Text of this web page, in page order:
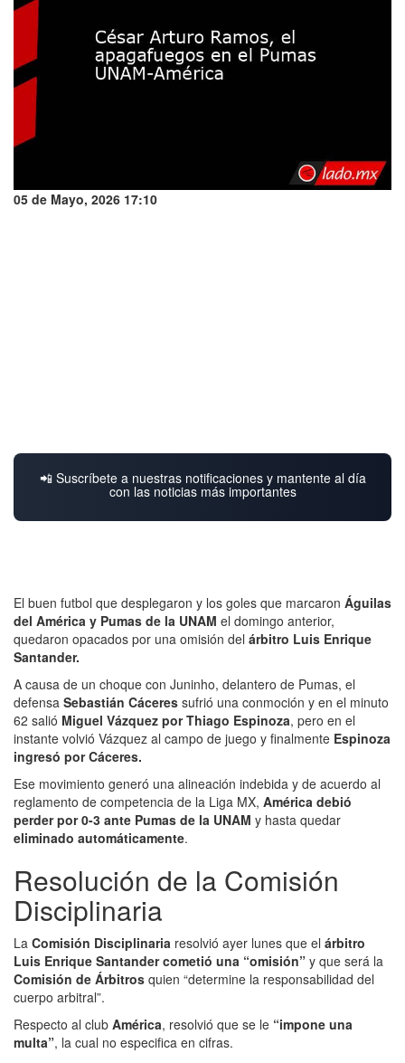
05 de Mayo, 2026 17:10
📲 Suscríbete a nuestras notificaciones y mantente al día
con las noticias más importantes
El buen futbol que desplegaron y los goles que marcaron Águilas
del América y Pumas de la UNAM el domingo anterior,
quedaron opacados por una omisión del árbitro Luis Enrique
Santander.
A causa de un choque con Juninho, delantero de Pumas, el
defensa Sebastián Cáceres sufrió una conmoción y en el minuto
62 salió Miguel Vázquez por Thiago Espinoza, pero en el
instante volvió Vázquez al campo de juego y finalmente Espinoza
ingresó por Cáceres.
Ese movimiento generó una alineación indebida y de acuerdo al
reglamento de competencia de la Liga MX, América debió
perder por 0-3 ante Pumas de la UNAM y hasta quedar
eliminado automáticamente.
Resolución de la Comisión
Disciplinaria
La Comisión Disciplinaria resolvió ayer lunes que el árbitro
Luis Enrique Santander cometió una “omisión” y que será la
Comisión de Árbitros quien “determine la responsabilidad del
cuerpo arbitral”.
Respecto al club América, resolvió que se le “impone una
multa”, la cual no especifica en cifras.